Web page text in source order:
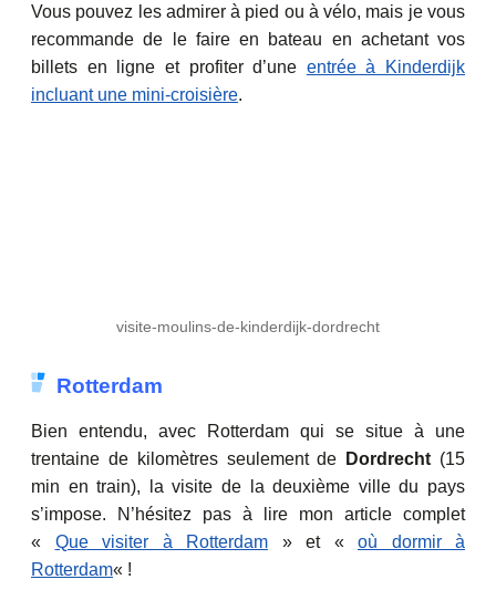
Vous pouvez les admirer à pied ou à vélo, mais je vous
recommande de le faire en bateau en achetant vos
billets en ligne et profiter d’une entrée à Kinderdijk
incluant une mini-croisière.
visite-moulins-de-kinderdijk-dordrecht
Rotterdam
Bien entendu, avec Rotterdam qui se situe à une
trentaine de kilomètres seulement de
Dordrecht (15
min en train), la visite de la deuxième ville du pays
s’impose. N’hésitez pas à lire mon article complet
« Que visiter à Rotterdam » et « où dormir à
Rotterdam« !